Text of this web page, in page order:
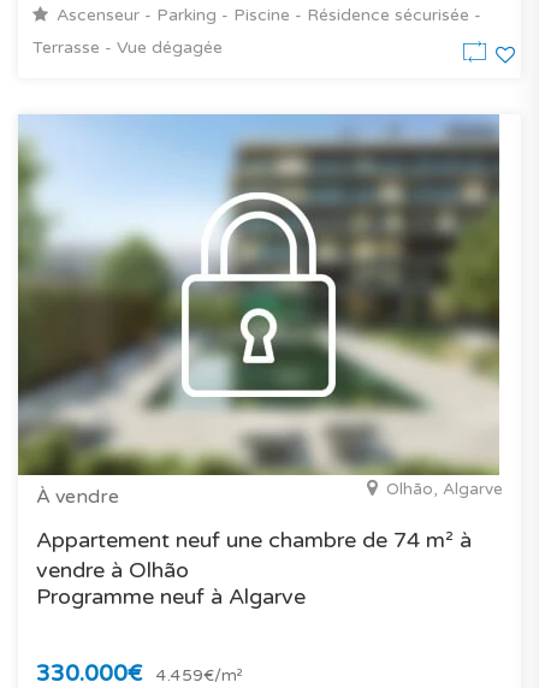
Ascenseur - Parking - Piscine - Résidence sécurisée -
Terrasse - Vue dégagée
À vendre Olhão, Algarve
Appartement neuf une chambre de 74 m² à
vendre à Olhão
Programme neuf à Algarve
330.000€ 4.459€/m²